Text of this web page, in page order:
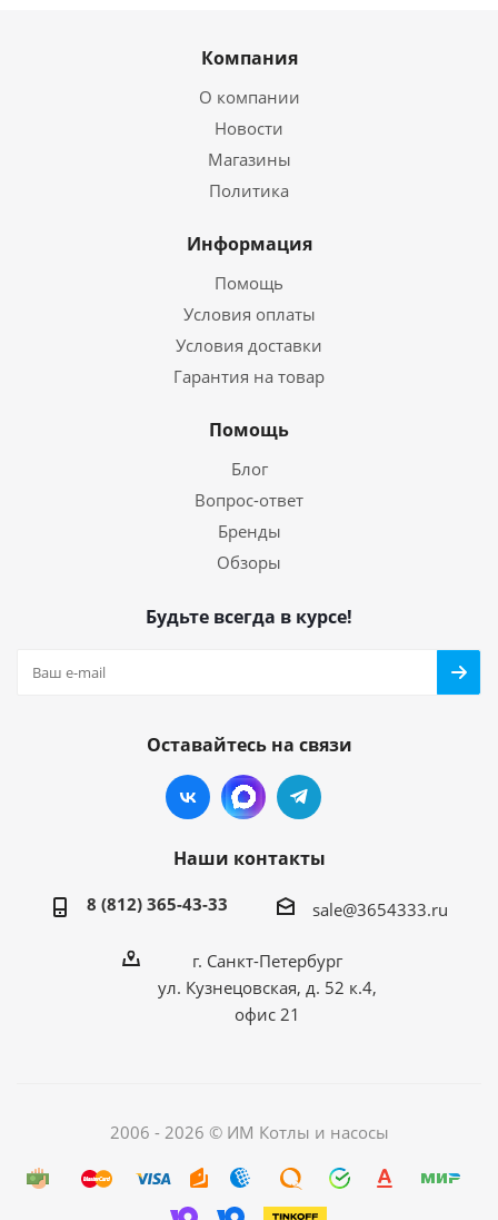
Компания
О компании
Новости
Магазины
Политика
Информация
Помощь
Условия оплаты
Условия доставки
Гарантия на товар
Помощь
Блог
Вопрос-ответ
Бренды
Обзоры
Будьте всегда в курсе!
Оставайтесь на связи
Наши контакты
8 (812) 365-43-33 sale@3654333.ru
г. Санкт-Петербург
ул. Кузнецовская, д. 52 к.4,
офис 21
2006 - 2026 © ИМ Котлы и насосы